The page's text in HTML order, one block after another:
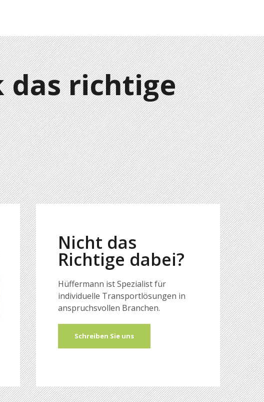
das richtige
Nicht das
Richtige dabei?
Hüffermann ist Spezialist für
individuelle Transportlösungen in
anspruchsvollen Branchen.
Schreiben Sie uns